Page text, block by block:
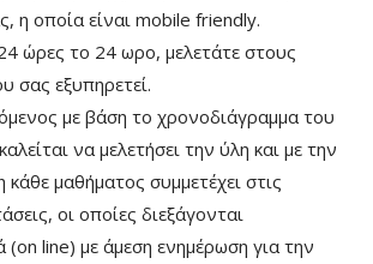
η οποία είναι mobile friendly.
ώρες το 24 ωρο, μελετάτε στους
σας εξυπηρετεί.
με βάση το χρονοδιάγραμμα του
να μελετήσει την ύλη και με την
μαθήματος συμμετέχει στις
οι οποίες διεξάγονται
(on line) με άμεση ενημέρωση για την